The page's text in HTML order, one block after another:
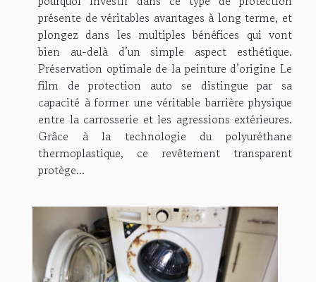
présente de véritables avantages à long terme, et
plongez dans les multiples bénéfices qui vont
bien au-delà d’un simple aspect esthétique.
Préservation optimale de la peinture d’origine Le
film de protection auto se distingue par sa
capacité à former une véritable barrière physique
entre la carrosserie et les agressions extérieures.
Grâce à la technologie du polyuréthane
thermoplastique, ce revêtement transparent
protège...